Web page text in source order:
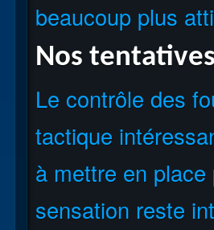
beaucoup plus
Nos tentatives
Le contrôle des
tactique
à mettre en
sensation reste